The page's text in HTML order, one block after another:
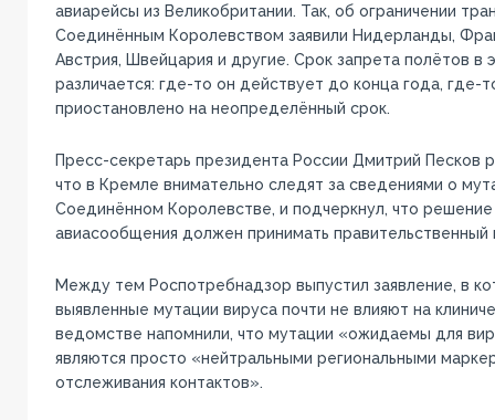
авиарейсы из Великобритании. Так, об ограничении
Соединённым Королевством заявили Нидерланды,
Австрия, Швейцария и другие. Срок запрета полётов в
различается: где-то он действует до конца года, где-
приостановлено на неопределённый срок.
Пресс-секретарь президента России Дмитрий Песков
что в Кремле внимательно следят за сведениями о
Соединённом Королевстве, и подчеркнул, что
авиасообщения должен принимать правительственный
Между тем Роспотребнадзор выпустил заявление, в
выявленные мутации вируса почти не влияют на
ведомстве напомнили, что мутации «ожидаемы для
являются просто «нейтральными региональными
отслеживания контактов».